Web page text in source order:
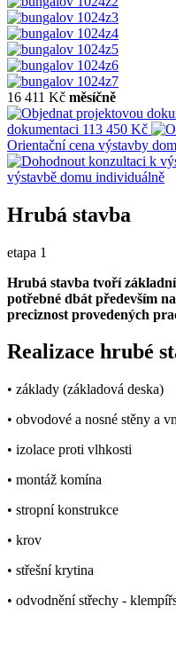
16 411 Kč měsíčně
dokumentaci 113 450 Kč
Orientační cena výstavby
výstavbě domu individuálně
Hrubá stavba
etapa 1
Hrubá stavba tvoří
potřebné dbát především
preciznost provedených
Realizace hrubé
• základy (základová deska)
• obvodové a nosné stěny a
• izolace proti vlhkosti
• montáž komína
• stropní konstrukce
• krov
• střešní krytina
• odvodnění střechy -